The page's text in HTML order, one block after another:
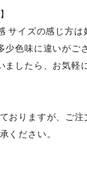
·サイズの感じ方
少色味に違いがご
ましたら、お気軽
おりますが、ご
ください。